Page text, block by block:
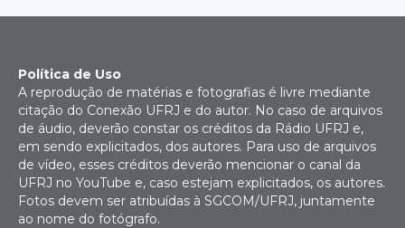
Política de Uso
A reprodução de matérias e fotografias é livre mediante
citação do Conexão UFRJ e do autor. No caso de arquivos
de áudio, deverão constar os créditos da Rádio UFRJ e,
em sendo explicitados, dos autores. Para uso de arquivos
de vídeo, esses créditos deverão mencionar o canal da
UFRJ no YouTube e, caso estejam explicitados, os autores.
Fotos devem ser atribuídas à SGCOM/UFRJ, juntamente
ao nome do fotógrafo.